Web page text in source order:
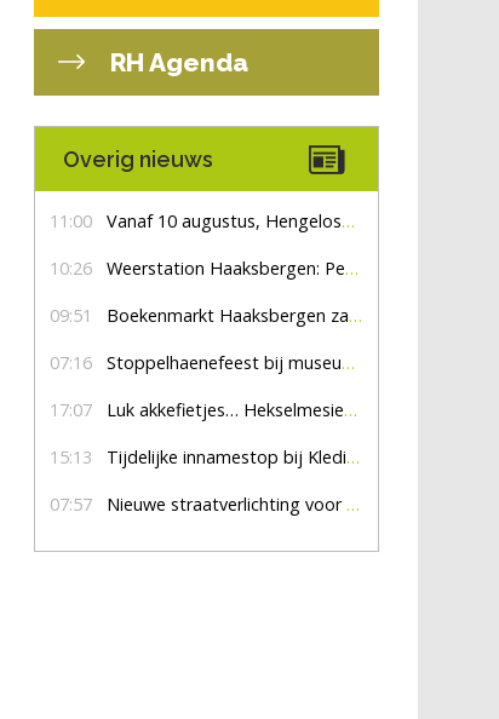
RH Agenda
Overig nieuws
11:00 Vanaf 10 augustus, Hengelosestraat drie weken dicht voor doorgaand verkeer
10:26 Weerstation Haaksbergen: Perioden met zon en droog
09:51 Boekenmarkt Haaksbergen zaterdag 8 augustus, marktplein Haaksbergen
07:16 Stoppelhaenefeest bij museum De Lebbenbrugge
17:07 Luk akkefietjes… HekselmesienHarry
15:13 Tijdelijke innamestop bij Kledingbank Stefania
07:57 Nieuwe straatverlichting voor De Veldmaat en De Pas